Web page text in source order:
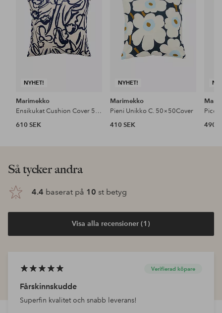
NYHET!
favoriter
Marimekko
Ensikukat Cushion Cover 50×50
610 SEK
NYHET!
favoriter
Marimekko
Pieni Unikko C. 50×50Cover
410 SEK
490
Så tycker andra
4.4 baserat på 10 st betyg
Visa alla recensioner (1)
Verifierad köpare
Fårskinnskudde
Superfin kvalitet och snabb leverans!